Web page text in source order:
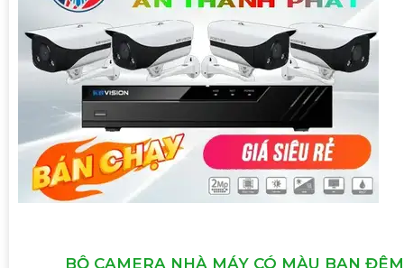
BỘ CAMERA NHÀ MÁY CÓ MÀU BAN ĐÊM